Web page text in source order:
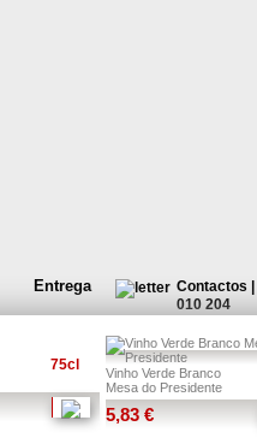
Entrega Contactos
010 204
75cl
Vinho Verde Branco
Mesa do Presidente
5,83 €